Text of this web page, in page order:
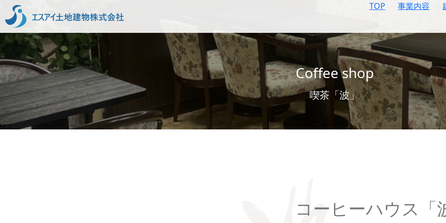
TOP 事業内容
Coffee shop
喫茶「波」
コーヒーハウス「